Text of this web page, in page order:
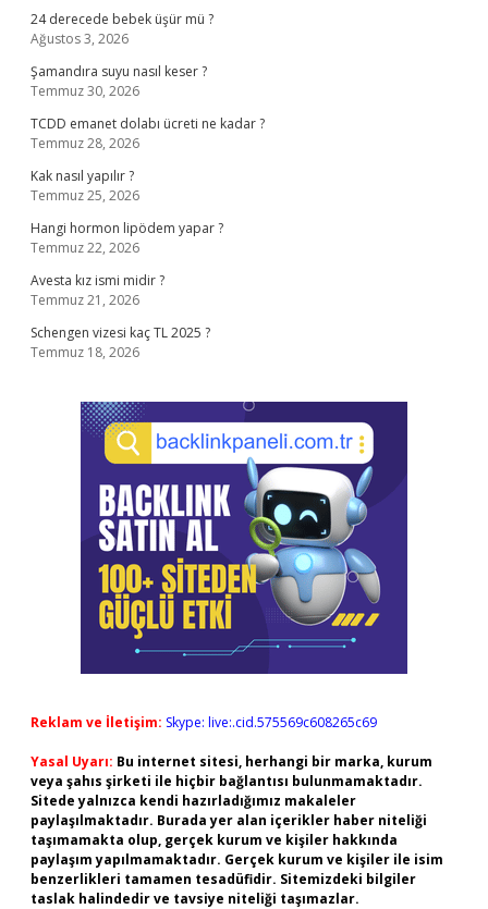
24 derecede bebek üşür mü ?
Ağustos 3, 2026
Şamandıra suyu nasıl keser ?
Temmuz 30, 2026
TCDD emanet dolabı ücreti ne kadar ?
Temmuz 28, 2026
Kak nasıl yapılır ?
Temmuz 25, 2026
Hangi hormon lipödem yapar ?
Temmuz 22, 2026
Avesta kız ismi midir ?
Temmuz 21, 2026
Schengen vizesi kaç TL 2025 ?
Temmuz 18, 2026
Reklam ve İletişim: Skype: live:.cid.575569c608265c69
Yasal Uyarı: Bu internet sitesi, herhangi bir marka, kurum
veya şahıs şirketi ile hiçbir bağlantısı bulunmamaktadır.
Sitede yalnızca kendi hazırladığımız makaleler
paylaşılmaktadır. Burada yer alan içerikler haber niteliği
taşımamakta olup, gerçek kurum ve kişiler hakkında
paylaşım yapılmamaktadır. Gerçek kurum ve kişiler ile isim
benzerlikleri tamamen tesadüfidir. Sitemizdeki bilgiler
taslak halindedir ve tavsiye niteliği taşımazlar.